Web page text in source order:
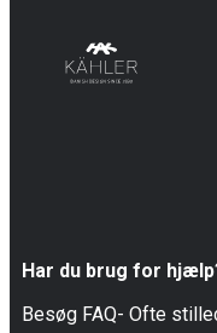
Har du brug for
Besøg FAQ- Ofte